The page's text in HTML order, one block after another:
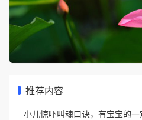
推荐内容
小儿惊吓叫魂口诀，有宝宝的